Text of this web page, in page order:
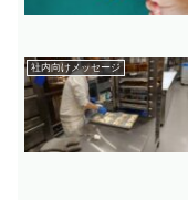
社内向けメッセージ